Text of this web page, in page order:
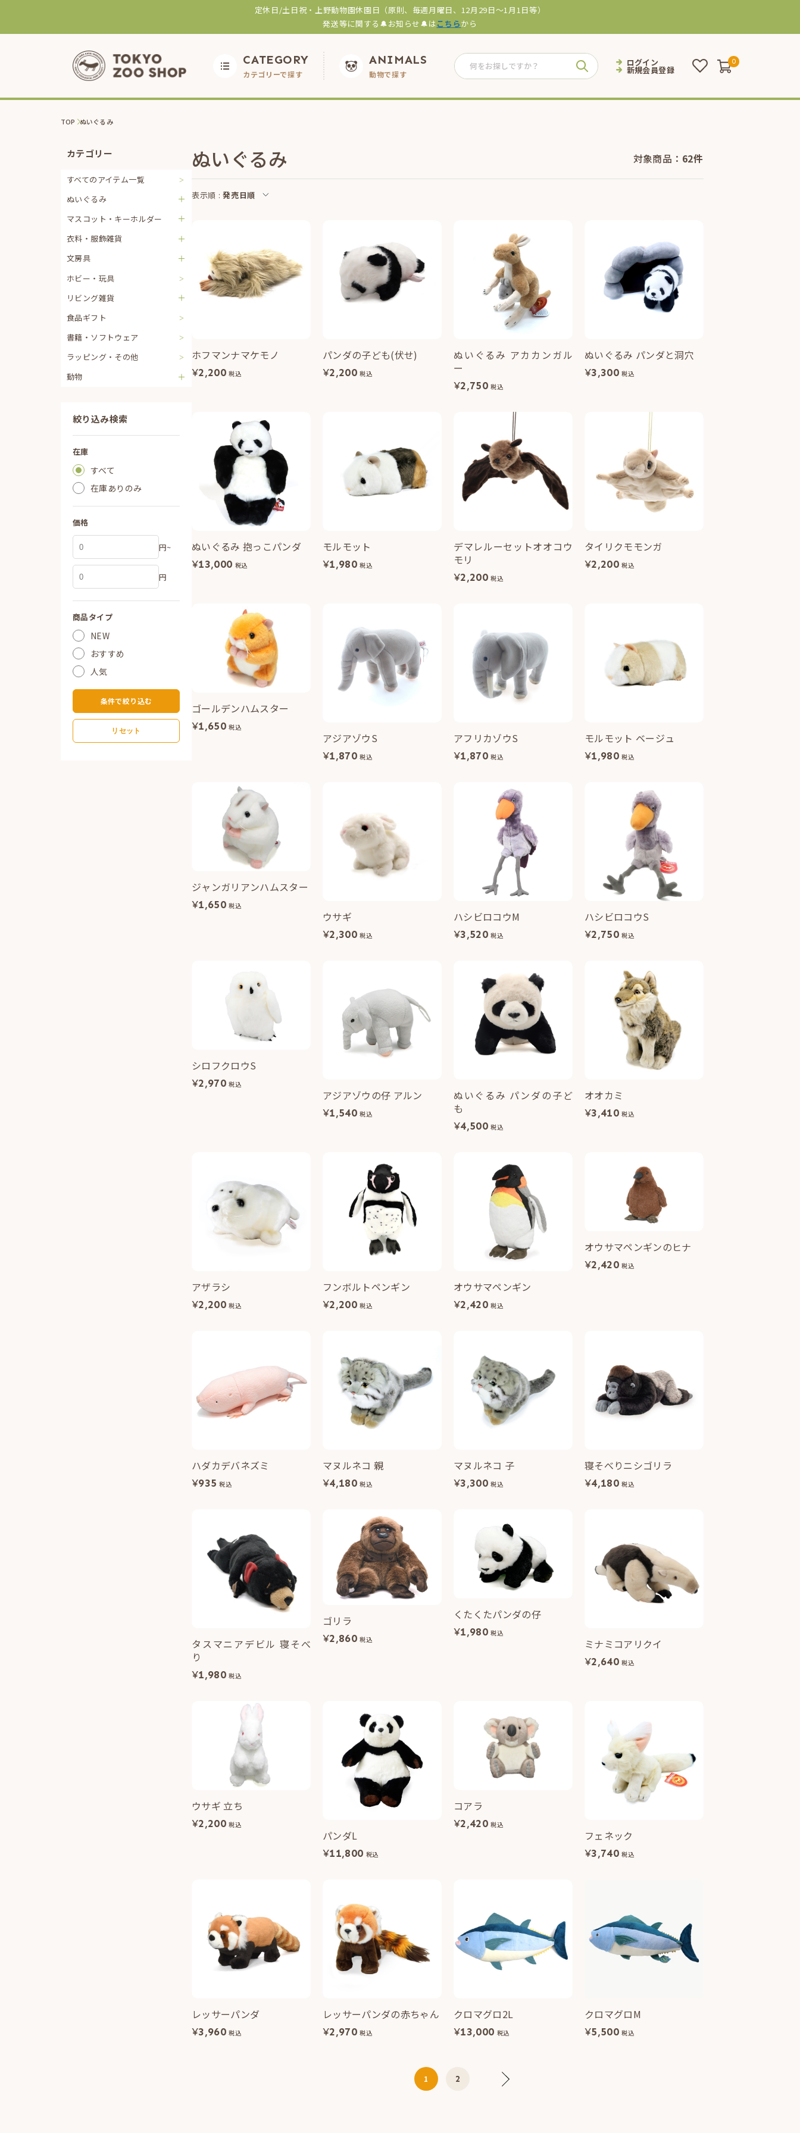
定休日/土日祝・上野動物園休園日（原則、毎週月曜日、12月29日～1月1日等）
発送等に関する🔔お知らせ🔔はこちらから
CATEGORY
カテゴリーで探す
ANIMALS
動物で探す
ログイン
新規会員登録
0
TOP ぬいぐるみ
カテゴリー
すべてのアイテム一覧
ぬいぐるみ
マスコット・キーホルダー
衣料・服飾雑貨
文房具
ホビー・玩具
リビング雑貨
食品ギフト
書籍・ソフトウェア
ラッピング・その他
動物
絞り込み検索
在庫
すべて
在庫ありのみ
価格
円~
円
商品タイプ
NEW
おすすめ
人気
条件で絞り込む
リセット
ぬいぐるみ 対象商品： 62件
表示順 : 発売日順
ホフマンナマケモノ
¥2,200 税込
パンダの子ども(伏せ)
¥2,200 税込
ぬいぐるみ アカカンガル
ー
¥2,750 税込
ぬいぐるみ パンダと洞穴
¥3,300 税込
ぬいぐるみ 抱っこパンダ
¥13,000 税込
モルモット
¥1,980 税込
デマレルーセットオオコウ
モリ
¥2,200 税込
タイリクモモンガ
¥2,200 税込
ゴールデンハムスター
¥1,650 税込
アジアゾウS
¥1,870 税込
アフリカゾウS
¥1,870 税込
モルモット ベージュ
¥1,980 税込
ジャンガリアンハムスター
¥1,650 税込
ウサギ
¥2,300 税込
ハシビロコウM
¥3,520 税込
ハシビロコウS
¥2,750 税込
シロフクロウS
¥2,970 税込
アジアゾウの仔 アルン
¥1,540 税込
ぬいぐるみ パンダの子ど
も
¥4,500 税込
オオカミ
¥3,410 税込
アザラシ
¥2,200 税込
フンボルトペンギン
¥2,200 税込
オウサマペンギン
¥2,420 税込
オウサマペンギンのヒナ
¥2,420 税込
ハダカデバネズミ
¥935 税込
マヌルネコ 親
¥4,180 税込
マヌルネコ 子
¥3,300 税込
寝そべりニシゴリラ
¥4,180 税込
タスマニアデビル 寝そべ
り
¥1,980 税込
ゴリラ
¥2,860 税込
くたくたパンダの仔
¥1,980 税込
ミナミコアリクイ
¥2,640 税込
ウサギ 立ち
¥2,200 税込
パンダL
¥11,800 税込
コアラ
¥2,420 税込
フェネック
¥3,740 税込
レッサーパンダ
¥3,960 税込
レッサーパンダの赤ちゃん
¥2,970 税込
クロマグロ2L
¥13,000 税込
クロマグロM
¥5,500 税込
1 2